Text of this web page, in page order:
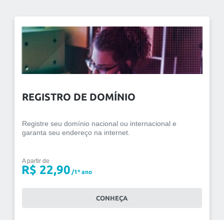
REGISTRO DE DOMÍNIO
Registre seu domínio nacional ou internacional e
garanta seu endereço na internet.
A partir de
R$ 22,90 /1º ano
CONHEÇA